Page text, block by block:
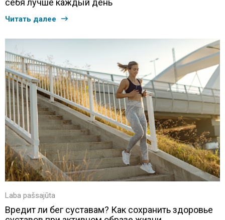
Читать далее
Laba pašsajūta
Вредит ли бег суставам? Как сохранить здоровье